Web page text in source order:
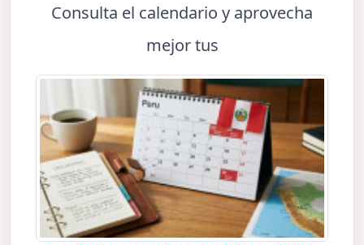
Consulta el calendario y aprovecha
mejor tus